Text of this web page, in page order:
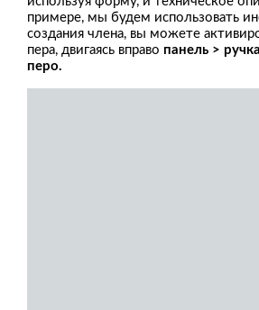
примере, мы будем использовать
создания члена, вы можете
пера, двигаясь вправо панель >
перо.